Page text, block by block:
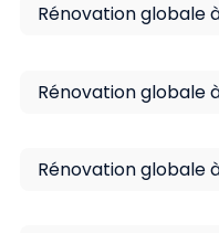
Rénovation globale
Rénovation globale
Rénovation globale